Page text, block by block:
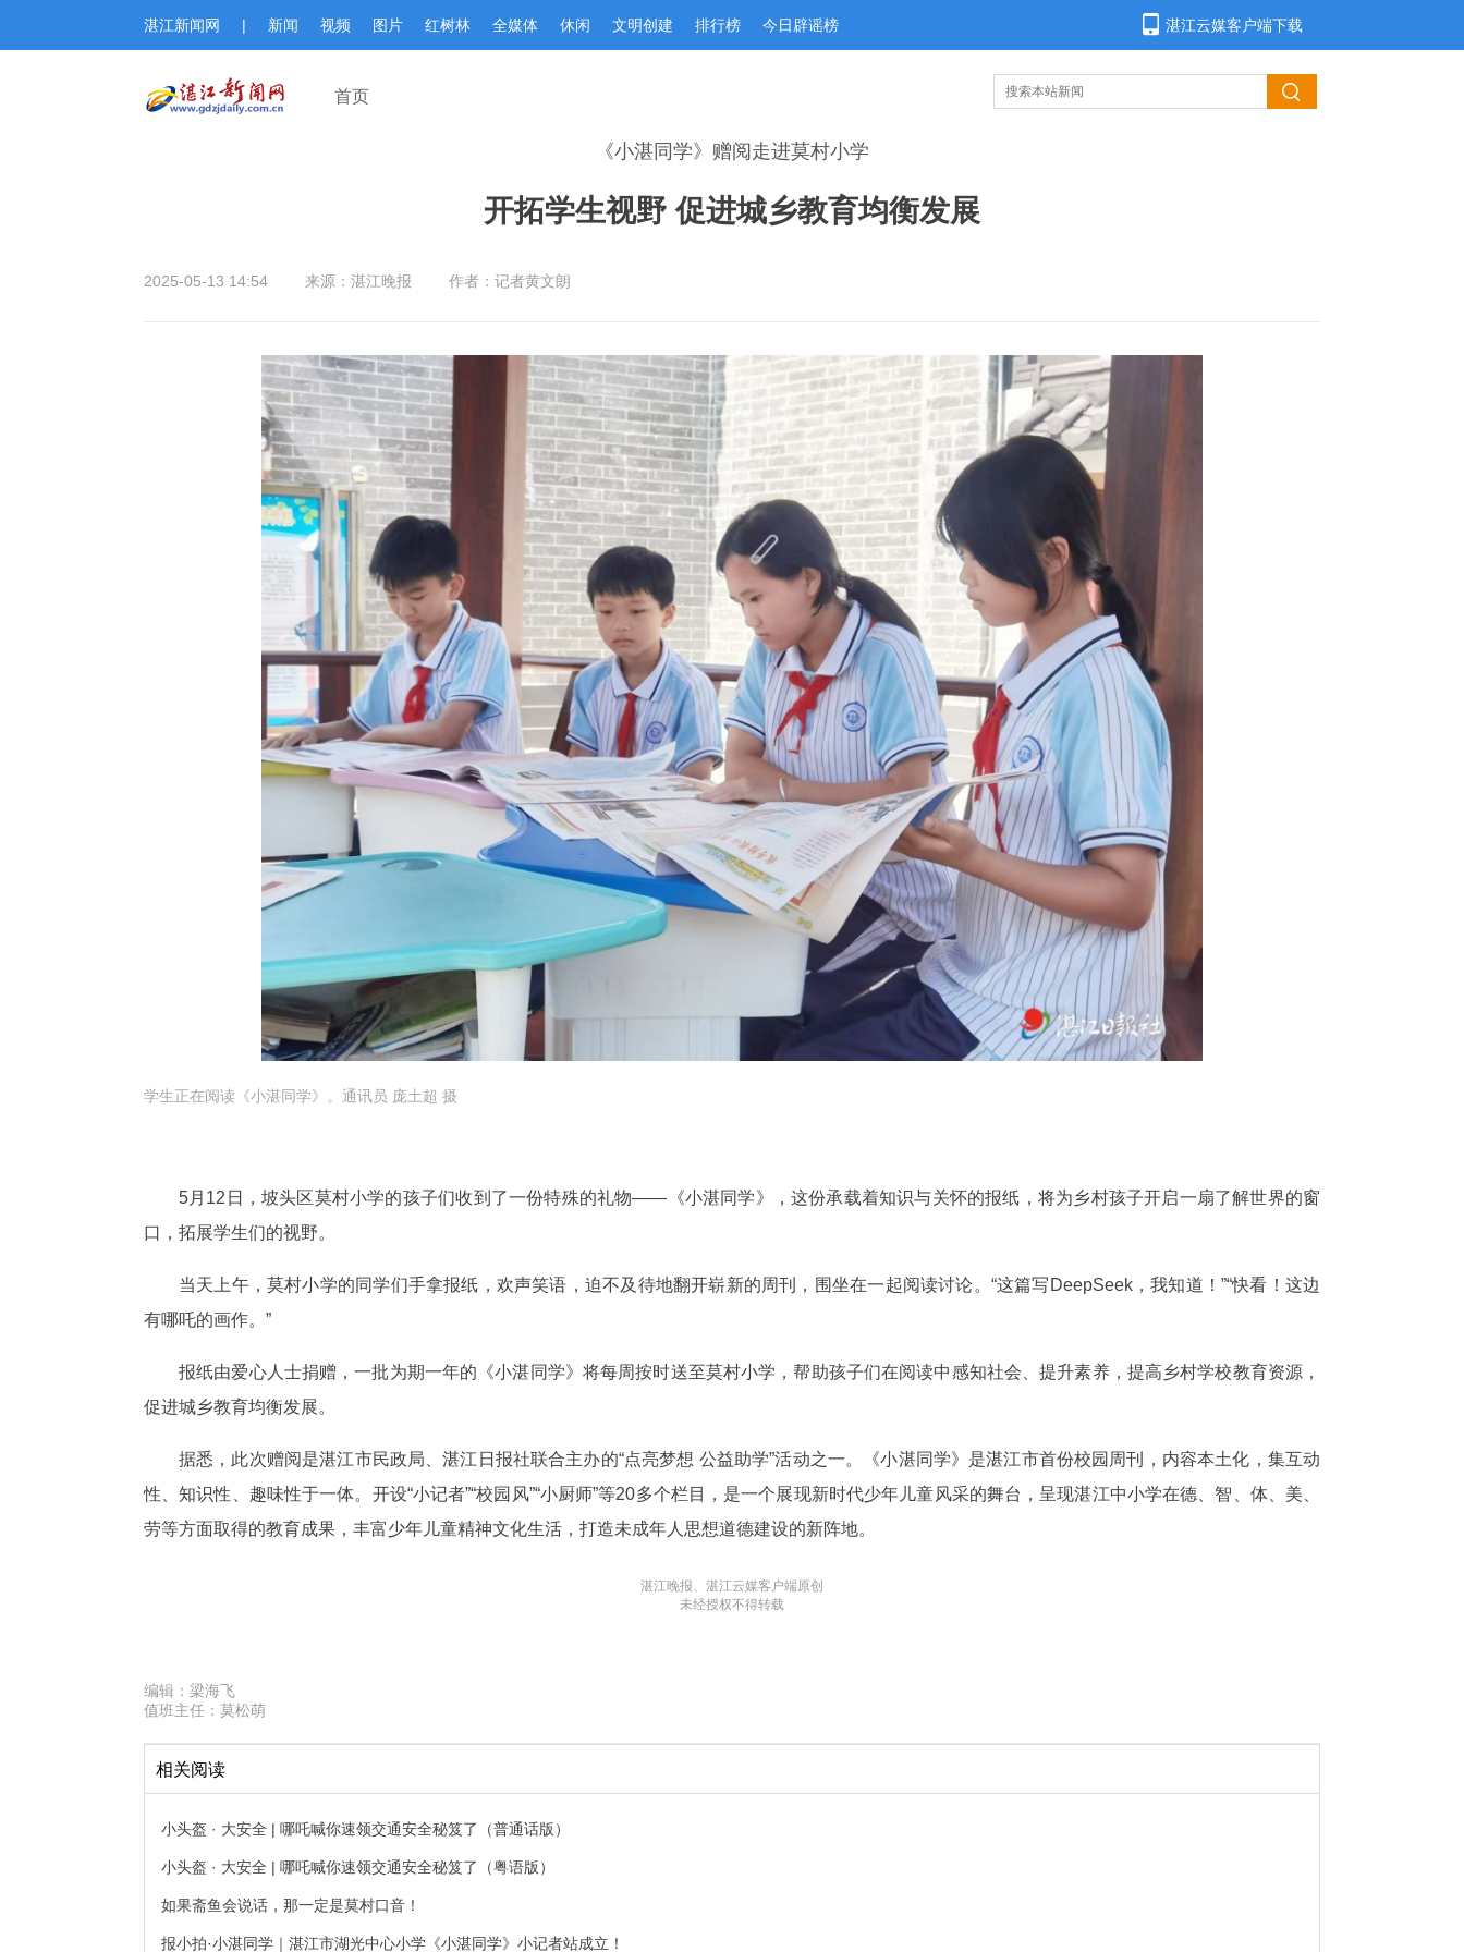
湛江新闻网 | 新闻 视频 图片 红树林 全媒体 休闲 文明创建 排行榜 今日辟谣榜 湛江云媒客户端下载
首页
《小湛同学》赠阅走进莫村小学
开拓学生视野 促进城乡教育均衡发展
2025-05-13 14:54 来源：湛江晚报 作者：记者黄文朗
学生正在阅读 《小湛同学》。通讯员 庞土超 摄
5月12日，坡头区莫村小学的孩子们收到了一份特殊的礼物——《小湛同学》，这份承载着知识与关怀的报纸，将为乡村孩子开启一扇了解世界的窗
口，拓展学生们的视野。
当天上午，莫村小学的同学们手拿报纸，欢声笑语，迫不及待地翻开崭新的周刊，围坐在一起阅读讨论。“这篇写DeepSeek，我知道！”“快看！这边
有哪吒的画作。”
报纸由爱心人士捐赠，一批为期一年的《小湛同学》将每周按时送至莫村小学，帮助孩子们在阅读中感知社会、提升素养，提高乡村学校教育资源，
促进城乡教育均衡发展。
据悉，此次赠阅是湛江市民政局、湛江日报社联合主办的“点亮梦想 公益助学”活动之一。《小湛同学》是湛江市首份校园周刊，内容本土化，集互动
性、知识性、趣味性于一体。开设“小记者”“校园风”“小厨师”等20多个栏目，是一个展现新时代少年儿童风采的舞台，呈现湛江中小学在德、智、体、美、
劳等方面取得的教育成果，丰富少年儿童精神文化生活，打造未成年人思想道德建设的新阵地。
湛江晚报、湛江云媒客户端原创
未经授权不得转载
编辑： 梁海飞
值班主任： 莫松萌
相关阅读
小头盔 · 大安全 | 哪吒喊你速领交通安全秘笈了（普通话版）
小头盔 · 大安全 | 哪吒喊你速领交通安全秘笈了（粤语版）
如果斋鱼会说话，那一定是莫村口音！
报小拍·小湛同学｜湛江市湖光中心小学《小湛同学》小记者站成立！